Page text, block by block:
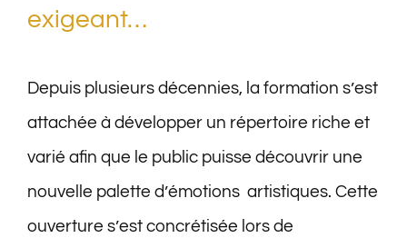
exigeant…
Depuis plusieurs décennies, la formation s’est
attachée à développer un répertoire riche et
varié afin que le public puisse découvrir une
nouvelle palette d’émotions artistiques. Cette
ouverture s’est concrétisée lors de